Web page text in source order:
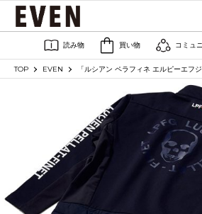
読み物 買い物 コミュ
TOP EVEN 「ルシアン ペラフィネ エルピーエフ